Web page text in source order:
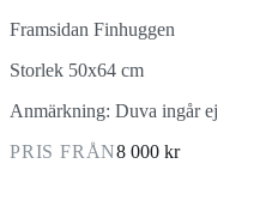
Framsidan Finhuggen
Storlek 50x64 cm
Anmärkning: Duva ingår ej
PRIS FRÅN8 000 kr